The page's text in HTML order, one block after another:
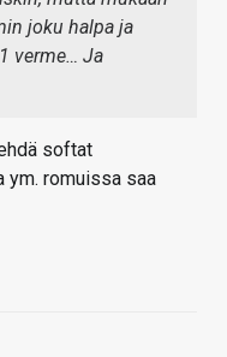
joku halpa ja
verme… Ja
softat
ym. romuissa saa